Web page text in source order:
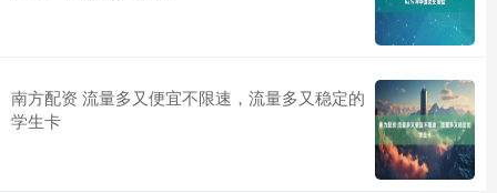
南方配资 流量多又便宜不限速，流量多又稳定的
学生卡